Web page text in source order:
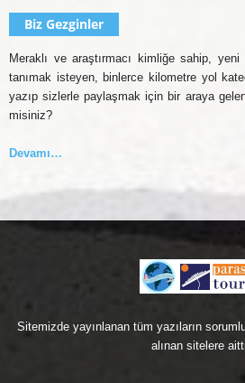
Biz Gezginler
Meraklı ve araştırmacı kimliğe sahip,
tanımak isteyen, binlerce kilometre yol
yazıp sizlerle paylaşmak için bir araya
misiniz?
Devamı…
Sitemizde yayınlanan tüm yazıların
alınan sitelere